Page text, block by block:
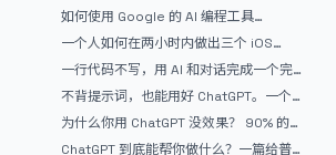
如何使用 Google 的 AI 编程工具
AntiGravity：独立开发者的新时代武器
一个人如何在两小时内做出三个 iOS
APP？｜AntiGravity + Gemini 3 实战完
整记录
一行代码不写，用 AI 和对话完成一个完
整网站：《图书天堂》实战记录
不背提示词，也能用好 ChatGPT。一个
万能提问模板
为什么你用 ChatGPT 没效果？ 90% 的
人第一步就问错了
ChatGPT 到底能帮你做什么？一篇给普